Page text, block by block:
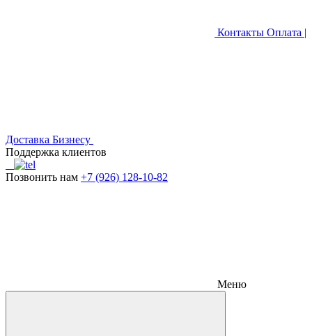
Контакты Оплата |
Доставка Бизнесу
Поддержка клиентов
Позвонить нам +7 (926) 128-10-82
Меню